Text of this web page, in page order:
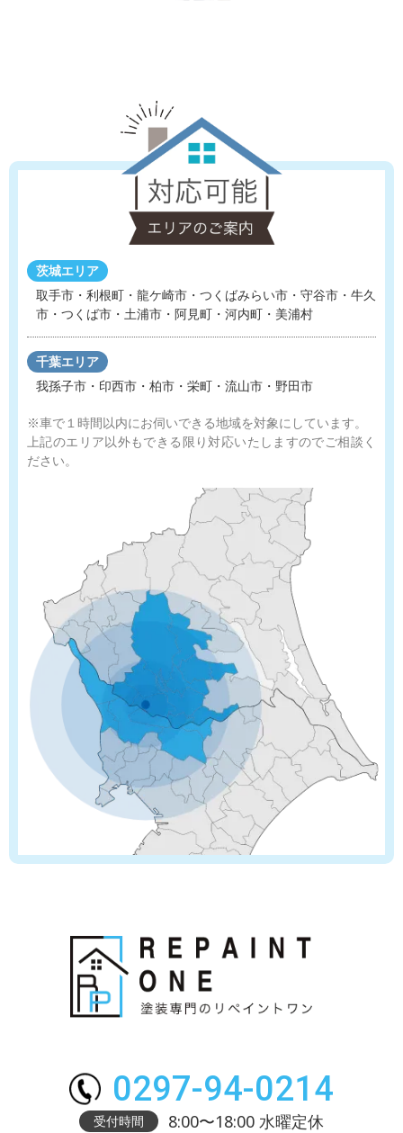
茨城エリア
取手市・利根町・龍ケ崎市・つくばみらい市・守谷市 ・ 牛久
市・つくば市・土浦市・阿見町・河内町・美浦村
千葉エリア
我孫子市・印西市・柏市・栄町・流山市・野田市
※車で１時間以内にお伺いできる地域を対象にしています。
上記のエリア以外もできる限り対応いたしますのでご相談く
ださい。
0297-94-0214
受付時間 8:00〜18:00 水曜定休